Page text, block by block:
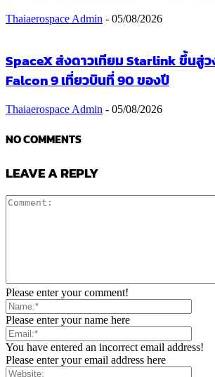
Thaiaerospace Admin - 05/08/2026
SpaceX ส่งดาวเทียม Starlink ขึ้นสู่ว
Falcon 9 เที่ยวบินที่ 90 ของปี
Thaiaerospace Admin - 05/08/2026
NO COMMENTS
LEAVE A REPLY
Please enter your comment!
Please enter your name here
You have entered an incorrect email address!
Please enter your email address here